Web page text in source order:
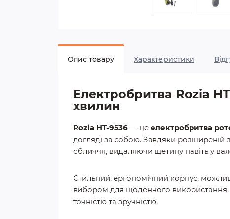
Опис товару Характеристики
Електробритва Rozia
хвилин
Rozia HT-9536 — це електробритва
догляді за собою. Завдяки розширеній
обличчя, видаляючи щетину навіть у
Стильний, ергономічний корпус,
вибором для щоденного використання.
точністю та зручністю.